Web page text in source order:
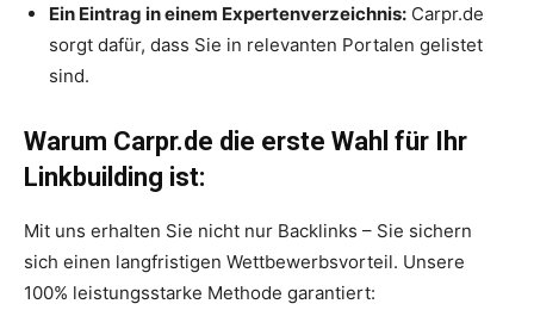
Ein Eintrag in einem Expertenverzeichnis: Carpr.de
sorgt dafür, dass Sie in relevanten Portalen gelistet
sind.
Warum Carpr.de die erste Wahl für Ihr
Linkbuilding ist:
Mit uns erhalten Sie nicht nur Backlinks – Sie sichern
sich einen langfristigen Wettbewerbsvorteil. Unsere
100% leistungsstarke Methode garantiert: